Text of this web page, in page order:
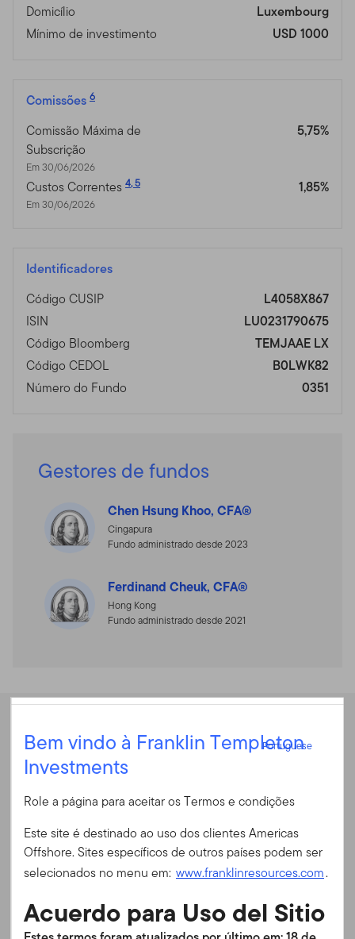
Entrar
ID do usuário
Senha
Domicílio
Luxembourg
Mínimo de investimento
USD 1000
Comissões 6
Comissão Máxima de
Subscrição
Em 30/06/2026
5,75%
Custos Correntes 4,5
Em 30/06/2026
1,85%
Identificadores
Código CUSIP
L4058X867
ISIN
LU0231790675
Código Bloomberg
TEMJAAE LX
Código CEDOL
B0LWK82
Número do Fundo
0351
Gestores de fundos
Chen Hsung Khoo, CFA®
Cingapura
Fundo administrado desde 2023
Ferdinand Cheuk, CFA®
Hong Kong
Fundo administrado desde 2021
Desempenho
Rentabilidade anual
Rentabilidade anual
Rendibilidade Acumulada
Em 30/06/2026
Bem vindo à Franklin Templeton
Investments
Portuguese
Role a página para aceitar os Termos e condições
Este site é destinado ao uso dos clientes Americas
Offshore. Sites específicos de outros países podem ser
selecionados no menu em: www.franklinresources.com.
Acuerdo para Uso del Sitio